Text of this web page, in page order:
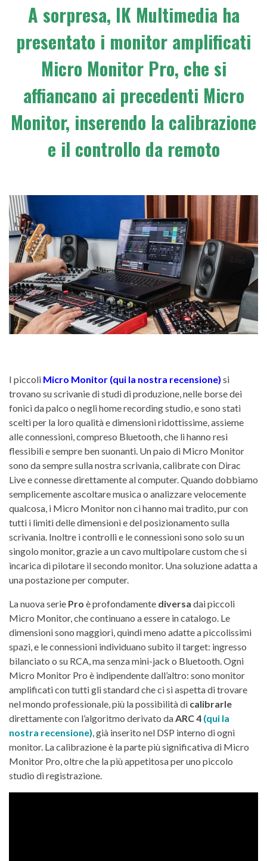
A sorpresa, IK Multimedia ha
presentato i monitor amplificati
Micro Monitor Pro, che si
affiancano ai precedenti Micro
Monitor, inserendo la calibrazione
e il controllo da remoto
I piccoli Micro Monitor (qui la nostra recensione) si
trovano su scrivanie di studi di produzione, nelle borse dei
fonici da palco o negli home recording studio, e sono stati
scelti per la loro qualità e dimensioni ridottissime, assieme
alle connessioni, compreso Bluetooth, che li hanno resi
flessibili e sempre ben suonanti. Un paio di Micro Monitor
sono da sempre sulla nostra scrivania, calibrate con Dirac
Live e connesse direttamente al computer. Quando dobbiamo
semplicemente ascoltare musica o analizzare velocemente
qualcosa, i Micro Monitor non ci hanno mai tradito, pur con
tutti i limiti delle dimensioni e del posizionamento sulla
scrivania. Inoltre i controlli e le connessioni sono solo su un
singolo monitor, grazie a un cavo multipolare custom che si
incarica di pilotare il secondo monitor. Una soluzione adatta a
una postazione per computer.
La nuova serie Pro è profondamente diversa dai piccoli
Micro Monitor, che continuano a essere in catalogo. Le
dimensioni sono maggiori, quindi meno adatte a piccolissimi
spazi, e le connessioni individuano subito il target: ingresso
bilanciato o su RCA, ma senza mini-jack o Bluetooth. Ogni
Micro Monitor Pro è indipendente dall’altro: sono monitor
amplificati con tutti gli standard che ci si aspetta di trovare
nel mondo professionale, più la possibilità di calibrarle
direttamente con l’algoritmo derivato da ARC 4 (qui la
nostra recensione) , già inserito nel DSP interno di ogni
monitor. La calibrazione è la parte più significativa di Micro
Monitor Pro, oltre che la più appetitosa per uno piccolo
studio di registrazione.